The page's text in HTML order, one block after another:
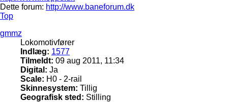
Dette forum: http://www.baneforum.dk
Top
gmmz
Lokomotivfører
Indlæg: 1577
Tilmeldt: 09 aug 2011, 11:34
Digital: Ja
Scale: H0 - 2-rail
Skinnesystem: Tillig
Geografisk sted: Stilling